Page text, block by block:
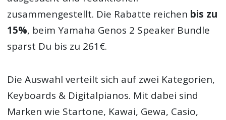
zusammengestellt. Die Rabatte reichen bis zu
15%, beim Yamaha Genos 2 Speaker Bundle
sparst Du bis zu 261€.
Die Auswahl verteilt sich auf zwei Kategorien,
Keyboards & Digitalpianos. Mit dabei sind
Marken wie Startone, Kawai, Gewa, Casio,